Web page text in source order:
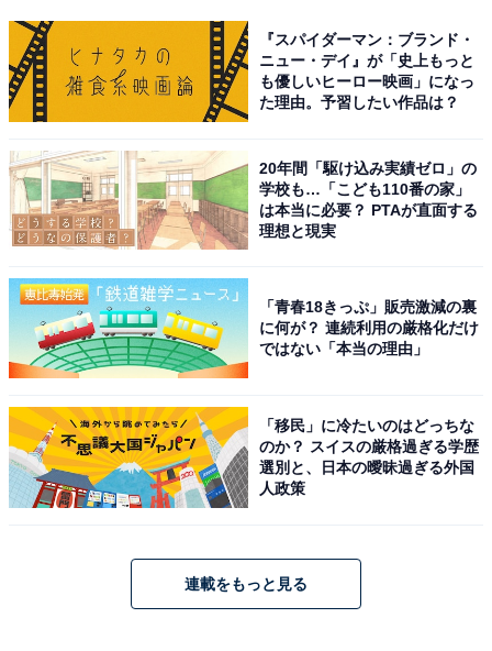
ーツ情報ナビホームページ）
新潟市江南区の「亀田総合体育館（アスパーク亀田）」
は、亀田総合運動公園内にある江南区最大の複合型スポ
屋内温水プールは25m×6コース（水深1.1〜1.2m）・低
学年用プール（水深0.7m）・幼児用プール（水深0.5m・
『スパイダーマン：ブランド・
ニュー・デイ』が「史上もっと
も優しいヒーロー映画」になっ
た理由。予習したい作品は？
20年間「駆け込み実績ゼロ」の
学校も…「こども110番の家」
は本当に必要？ PTAが直面する
理想と現実
「青春18きっぷ」販売激減の裏
に何が？ 連続利用の厳格化だけ
ではない「本当の理由」
「移民」に冷たいのはどっちな
のか？ スイスの厳格過ぎる学歴
選別と、日本の曖昧過ぎる外国
人政策
連載をもっと見る